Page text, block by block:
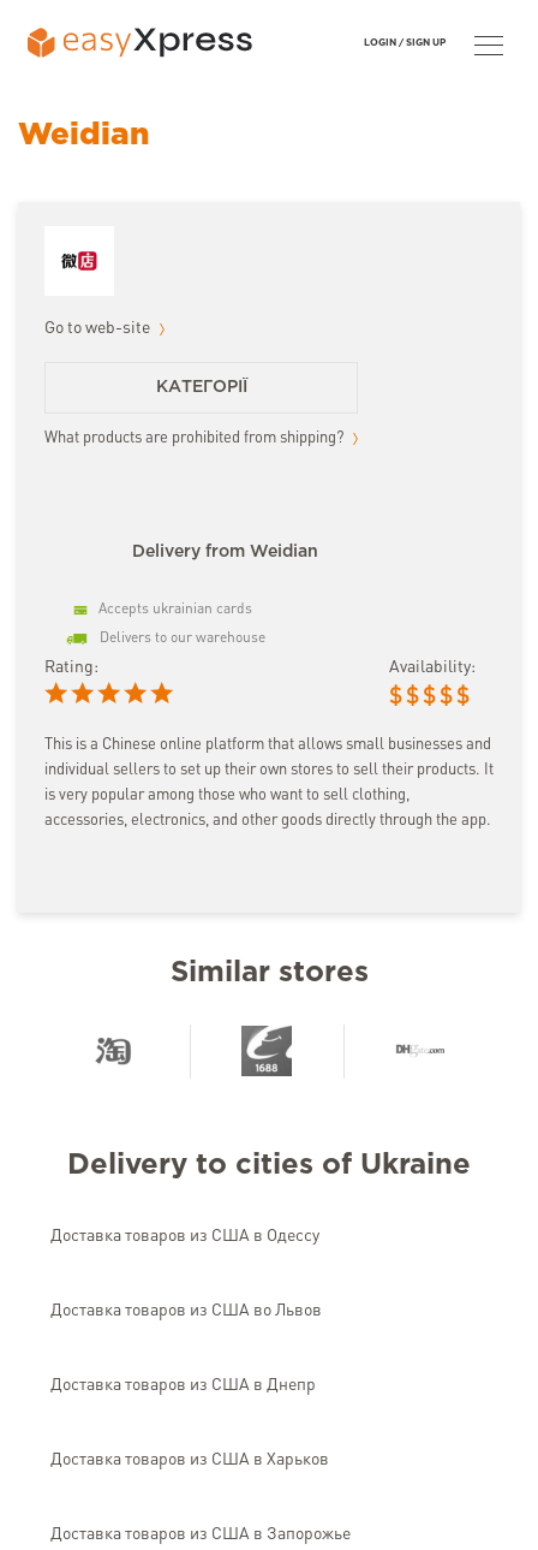
Weidian
Go to web-site
КАТЕГОРІЇ
What products are prohibited from shipping?
Delivery from Weidian
Accepts ukrainian cards
Delivers to our warehouse
Rating: Availability:
$ $ $ $ $
This is a Chinese online platform that allows small businesses and
individual sellers to set up their own stores to sell their products. It
is very popular among those who want to sell clothing,
accessories, electronics, and other goods directly through the app.
Similar stores
Delivery to cities of Ukraine
Доставка товаров из США в Одессу
Доставка товаров из США во Львов
Доставка товаров из США в Днепр
Доставка товаров из США в Харьков
Доставка товаров из США в Запорожье
LOGIN / SIGN UP